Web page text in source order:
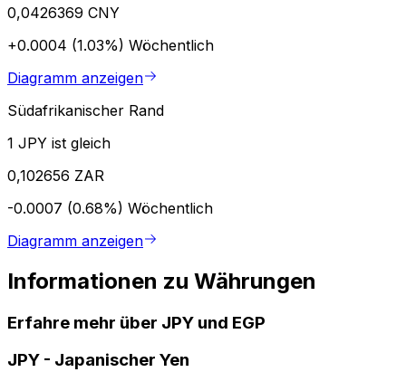
0,0426369 CNY
+0.0004 (1.03%) Wöchentlich
Diagramm anzeigen
Südafrikanischer Rand
1 JPY ist gleich
0,102656 ZAR
-0.0007 (0.68%) Wöchentlich
Diagramm anzeigen
Informationen zu Währungen
Erfahre mehr über JPY und EGP
JPY - Japanischer Yen